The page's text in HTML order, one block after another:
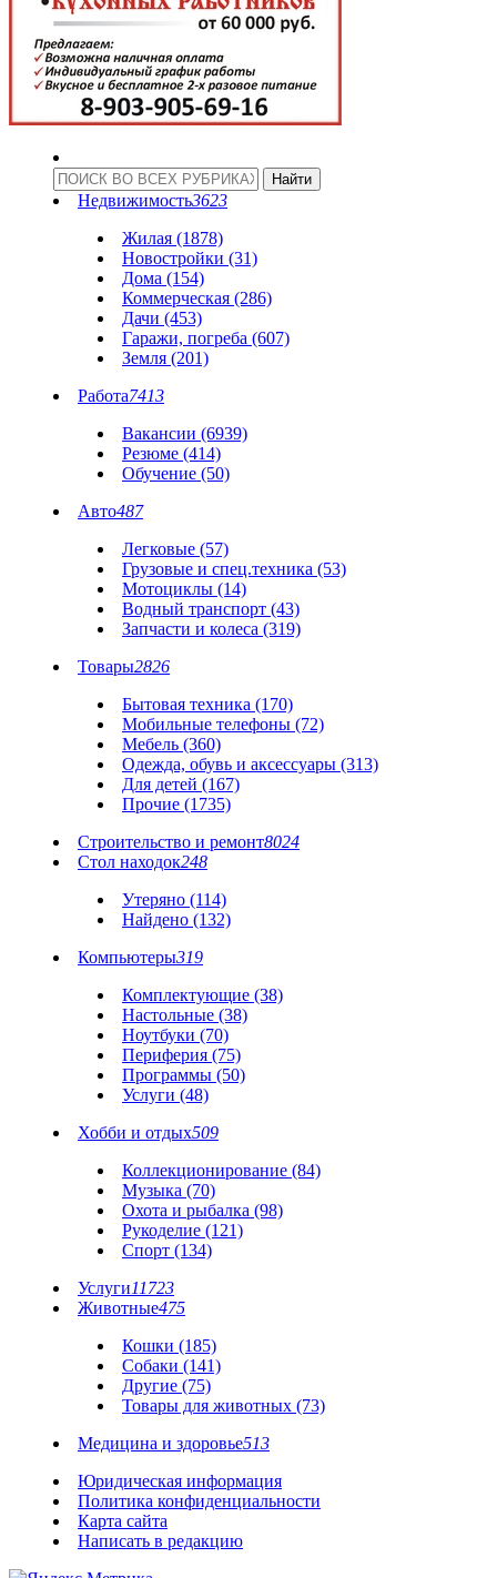
Недвижимость3623
Жилая (1878)
Новостройки (31)
Дома (154)
Коммерческая (286)
Дачи (453)
Гаражи, погреба (607)
Земля (201)
Работа7413
Вакансии (6939)
Резюме (414)
Обучение (50)
Авто487
Легковые (57)
Грузовые и спец.техника (53)
Мотоциклы (14)
Водный транспорт (43)
Запчасти и колеса (319)
Товары2826
Бытовая техника (170)
Мобильные телефоны (72)
Мебель (360)
Одежда, обувь и аксессуары (313)
Для детей (167)
Прочие (1735)
Строительство и ремонт8024
Стол находок248
Утеряно (114)
Найдено (132)
Компьютеры319
Комплектующие (38)
Настольные (38)
Ноутбуки (70)
Периферия (75)
Программы (50)
Услуги (48)
Хобби и отдых509
Коллекционирование (84)
Музыка (70)
Охота и рыбалка (98)
Рукоделие (121)
Спорт (134)
Услуги11723
Животные475
Кошки (185)
Собаки (141)
Другие (75)
Товары для животных (73)
Медицина и здоровье513
Юридическая информация
Политика конфиденциальности
Карта сайта
Написать в редакцию